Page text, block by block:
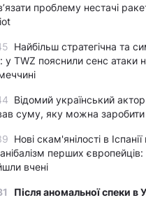
проблему нестачі
Найбільш стратегічна та
у TWZ пояснили сенс атаки
Відомий український
суму, яку можна заробити
Нові скам'янілості в
перших
вчені
Після аномальної спеки в